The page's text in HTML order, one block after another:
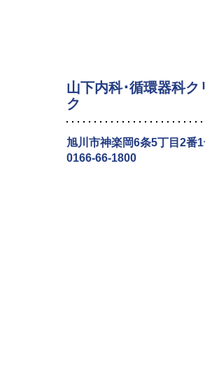
山下内科･循環器科ク
ク
旭川市神楽岡6条5丁目2番
0166-66-1800